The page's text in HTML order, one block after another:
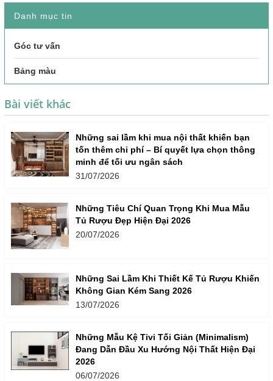
Danh mục tin
Góc tư vấn
Bảng màu
Bài viết khác
Những sai lầm khi mua nội thất khiến bạn
tốn thêm chi phí – Bí quyết lựa chọn thông
minh để tối ưu ngân sách
31/07/2026
Những Tiêu Chí Quan Trọng Khi Mua Mẫu
Tủ Rượu Đẹp Hiện Đại 2026
20/07/2026
Những Sai Lầm Khi Thiết Kế Tủ Rượu Khiến
Không Gian Kém Sang 2026
13/07/2026
Những Mẫu Kệ Tivi Tối Giản (Minimalism)
Đang Dẫn Đầu Xu Hướng Nội Thất Hiện Đại
2026
06/07/2026